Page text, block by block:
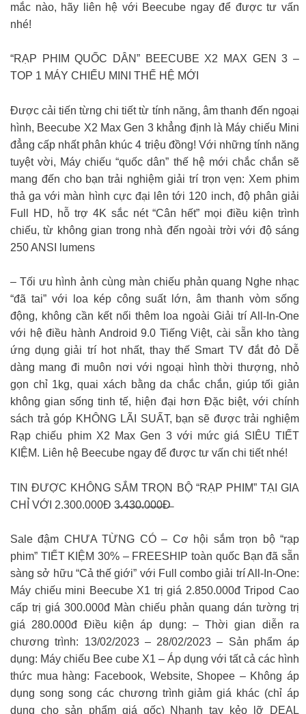
mắc nào, hãy liên hệ với Beecube ngay để được tư vấn
nhé!
“RẠP PHIM QUỐC DÂN” BEECUBE X2 MAX GEN 3 –
TOP 1 MÁY CHIẾU MINI THẾ HỆ MỚI
Được cải tiến từng chi tiết từ tính năng, âm thanh đến ngoại
hình, Beecube X2 Max Gen 3 khẳng định là Máy chiếu Mini
đẳng cấp nhất phân khúc 4 triệu đồng! Với những tính năng
tuyệt vời, Máy chiếu “quốc dân” thế hệ mới chắc chắn sẽ
mang đến cho bạn trải nghiệm giải trí trọn vẹn: Xem phim
thả ga với màn hình cực đại lên tới 120 inch, độ phân giải
Full HD, hỗ trợ 4K sắc nét “Cân hết” mọi điều kiện trình
chiếu, từ không gian trong nhà đến ngoài trời với độ sáng
250 ANSI lumens
– Tối ưu hình ảnh cùng màn chiếu phản quang Nghe nhạc
“đã tai” với loa kép công suất lớn, âm thanh vòm sống
động, không cần kết nối thêm loa ngoài Giải trí All-In-One
với hệ điều hành Android 9.0 Tiếng Việt, cài sẵn kho tàng
ứng dụng giải trí hot nhất, thay thế Smart TV đắt đỏ Dễ
dàng mang đi muôn nơi với ngoại hình thời thượng, nhỏ
gọn chỉ 1kg, quai xách bằng da chắc chắn, giúp tối giản
không gian sống tinh tế, hiện đại hơn Đặc biệt, với chính
sách trả góp KHÔNG LÃI SUẤT, bạn sẽ được trải nghiệm
Rạp chiếu phim X2 Max Gen 3 với mức giá SIÊU TIẾT
KIỆM. Liên hệ Beecube ngay để được tư vấn chi tiết nhé!
TIN ĐƯỢC KHÔNG SẮM TRỌN BỘ “RẠP PHIM” TẠI GIA
CHỈ VỚI 2.300.000Đ 3̶.4̶3̶0̶.0̶0̶0̶Đ̶
Sale đậm CHƯA TỪNG CÓ – Cơ hội sắm trọn bộ “rạp
phim” TIẾT KIỆM 30% – FREESHIP toàn quốc Bạn đã sẵn
sàng sở hữu “Cả thế giới” với Full combo giải trí All-In-One:
Máy chiếu mini Beecube X1 trị giá 2.850.000đ Tripod Cao
cấp trị giá 300.000đ Màn chiếu phản quang dán tường trị
giá 280.000đ Điều kiện áp dụng: – Thời gian diễn ra
chương trình: 13/02/2023 – 28/02/2023 – Sản phẩm áp
dụng: Máy chiếu Bee cube X1 – Áp dụng với tất cả các hình
thức mua hàng: Facebook, Website, Shopee – Không áp
dụng song song các chương trình giảm giá khác (chỉ áp
dụng cho sản phẩm giá gốc) Nhanh tay kẻo lỡ DEAL